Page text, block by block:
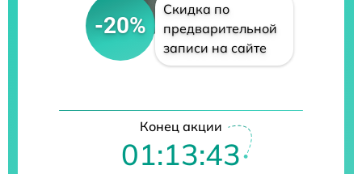
-20%
Скидка по
предварительной
записи на сайте
Конец акции
01:13:42